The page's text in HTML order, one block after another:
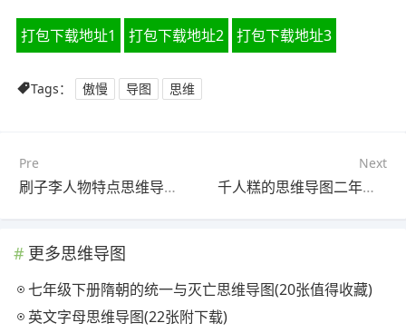
打包下载地址1 打包下载地址2 打包下载地址3
Tags： 傲慢 导图 思维
Pre
刷子李人物特点思维导图(22张高清版)
Next
千人糕的思维导图二年级(21张高清晰可打印)
更多思维导图
七年级下册隋朝的统一与灭亡思维导图(20张值得收藏)
英文字母思维导图(22张附下载)